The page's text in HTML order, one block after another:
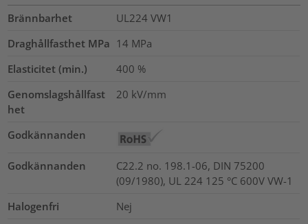
Brännbarhet
UL224 VW1
Draghållfasthet MPa 14 MPa
Elasticitet (min.)
400 %
Genomslagshållfast
het
20 kV/mm
Godkännanden
Godkännanden
C22.2 no. 198.1-06, DIN 75200
(09/1980), UL 224 125 °C 600V VW-1
Halogenfri
Nej